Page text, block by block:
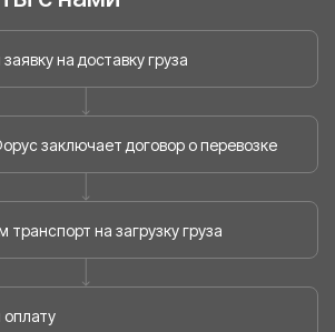
на доставку груза
заключает договор о перевозке
на загрузку груза